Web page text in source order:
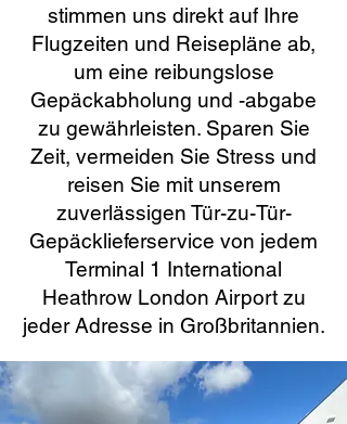
stimmen uns direkt auf Ihre
Flugzeiten und Reisepläne ab,
um eine reibungslose
Gepäckabholung und -abgabe
zu gewährleisten. Sparen Sie
Zeit, vermeiden Sie Stress und
reisen Sie mit unserem
zuverlässigen Tür-zu-Tür-
Gepäcklieferservice von jedem
Terminal 1 International
Heathrow London Airport zu
jeder Adresse in Großbritannien.